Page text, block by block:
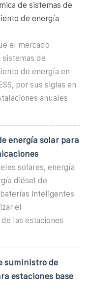
de sistemas de
de energía
el mercado
de
de energía en
por sus siglas en
anuales
energía solar para
solares, energía
diésel de
inteligentes
el
las estaciones
suministro de
estaciones base